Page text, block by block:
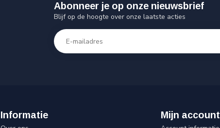
Abonneer je op onze nieuwsbrief
Blijf op de hoogte over onze laatste acties
Informatie Mijn account